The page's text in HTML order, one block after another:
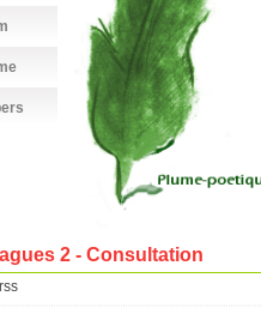
2 - Consultation